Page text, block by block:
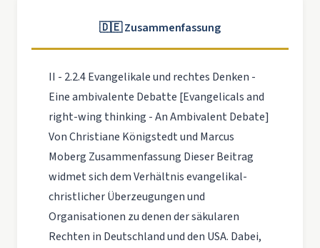
🇩🇪 Zusammenfassung
II - 2.2.4 Evangelikale und rechtes Denken -
Eine ambivalente Debatte [Evangelicals and
right-wing thinking - An Ambivalent Debate]
Von Christiane Königstedt und Marcus
Moberg Zusammenfassung Dieser Beitrag
widmet sich dem Verhältnis evangelikal-
christlicher Überzeugungen und
Organisationen zu denen der säkularen
Rechten in Deutschland und den USA. Dabei,